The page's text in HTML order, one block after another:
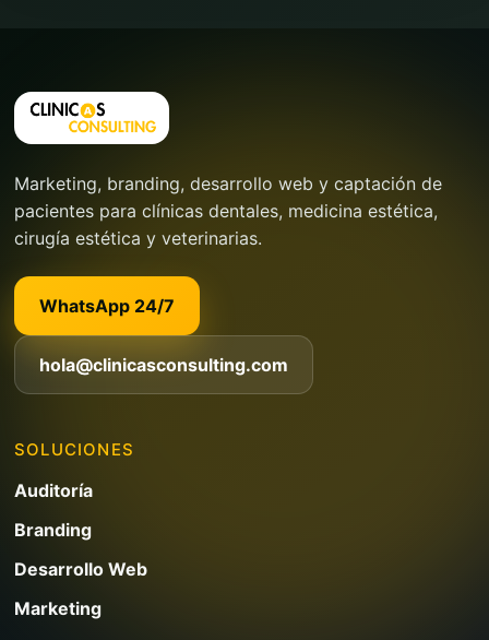
Marketing, branding, desarrollo web y captación de
pacientes para clínicas dentales, medicina estética,
cirugía estética y veterinarias.
WhatsApp 24/7
hola@clinicasconsulting.com
SOLUCIONES
Auditoría
Branding
Desarrollo Web
Marketing